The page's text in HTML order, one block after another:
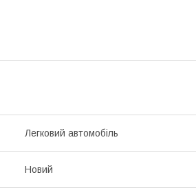
Легковий автомобіль
Новий